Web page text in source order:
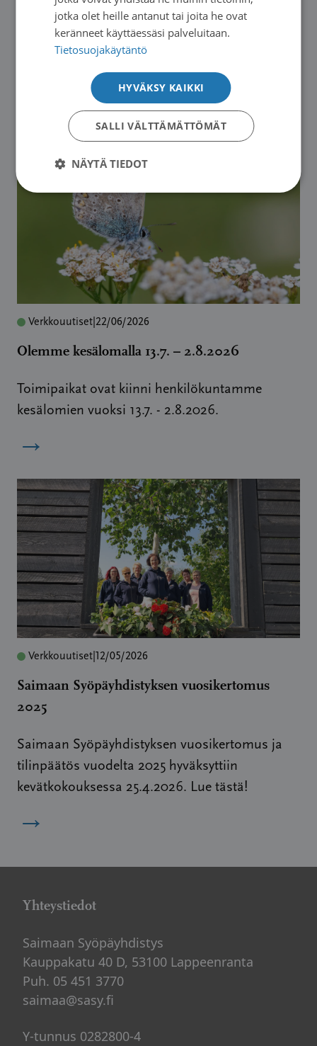
tukihenkilöiksi Imatran ja Luumäen seuduille
Koulutamme uusia saattohoidon tukihenkilöitä
syyskuussa 2026.
Verkkouutiset 22/06/2026
Olemme kesälomalla 13.7. – 2.8.2026
Toimipaikat ovat kiinni henkilökuntamme
kesälomien vuoksi 13.7. - 2.8.2026.
→
Verkkouutiset 12/05/2026
Saimaan Syöpäyhdistyksen vuosikertomus
2025
Saimaan Syöpäyhdistyksen vuosikertomus ja
tilinpäätös vuodelta 2025 hyväksyttiin
kevätkokouksessa 25.4.2026. Lue tästä!
→
Yhteystiedot
Saimaan Syöpäyhdistys
Kauppakatu 40 D, 53100 Lappeenranta
Puh. 05 451 3770
saimaa@sasy.fi
Y-tunnus 0282800-4
jotka olet heille antanut tai joita he ovat
keränneet käyttäessäsi palveluitaan.
Tietosuojakäytäntö
HYVÄKSY KAIKKI
SALLI VÄLTTÄMÄTTÖMÄT
NÄYTÄ TIEDOT